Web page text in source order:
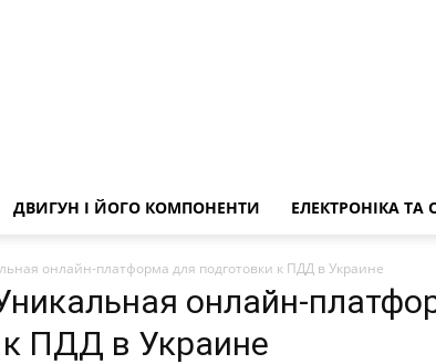
ДВИГУН І ЙОГО КОМПОНЕНТИ ЕЛЕКТРОНІКА
онлайн-платформа для подготовки к ПДД в Украине
онлайн-
к ПДД в Украине